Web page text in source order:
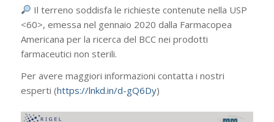
Il terreno soddisfa le richieste contenute nella USP
<60>, emessa nel gennaio 2020 dalla Farmacopea
Americana per la ricerca del BCC nei prodotti
farmaceutici non sterili.
Per avere maggiori informazioni contatta i nostri
esperti (https://lnkd.in/d-gQ6Dy)